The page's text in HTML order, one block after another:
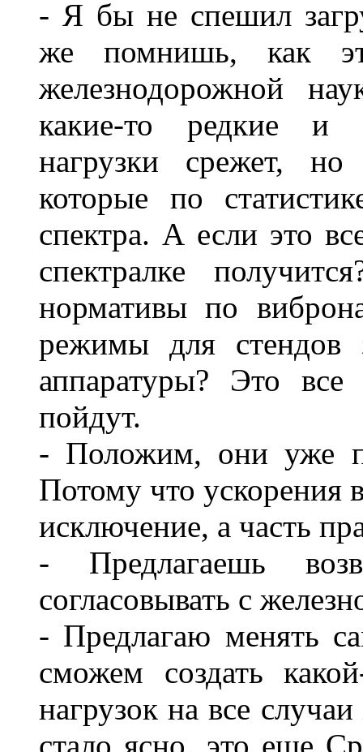
- Я бы не спешил
же помнишь, как
железнодорожной
какие-то редкие и
нагрузки срежет, но
которые по
спектра. А если это
спектралке
нормативы по
режимы для стендов
аппаратуры? Это
пойдут.
- Положим, они уже
Потому что
исключение, а часть
- Предлагаешь
согласовывать с
- Предлагаю менять
сможем создать
нагрузок на все